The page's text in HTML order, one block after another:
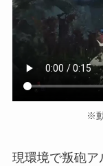
※
現環境で叛砲ア